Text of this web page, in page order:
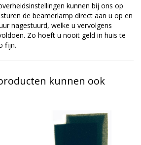
kunnen bij ons op
de beamerlamp direct aan u op en
nagestuurd, welke u vervolgens
Zo hoeft u nooit geld in huis te
fijn.
kunnen ook